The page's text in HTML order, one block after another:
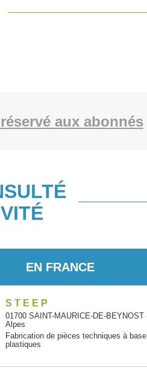
aux abonnés
EN FRANCE
S T E E P
01700 SAINT-MAURICE-DE-BEYNOST
Alpes
Fabrication de pièces techniques à
plastiques